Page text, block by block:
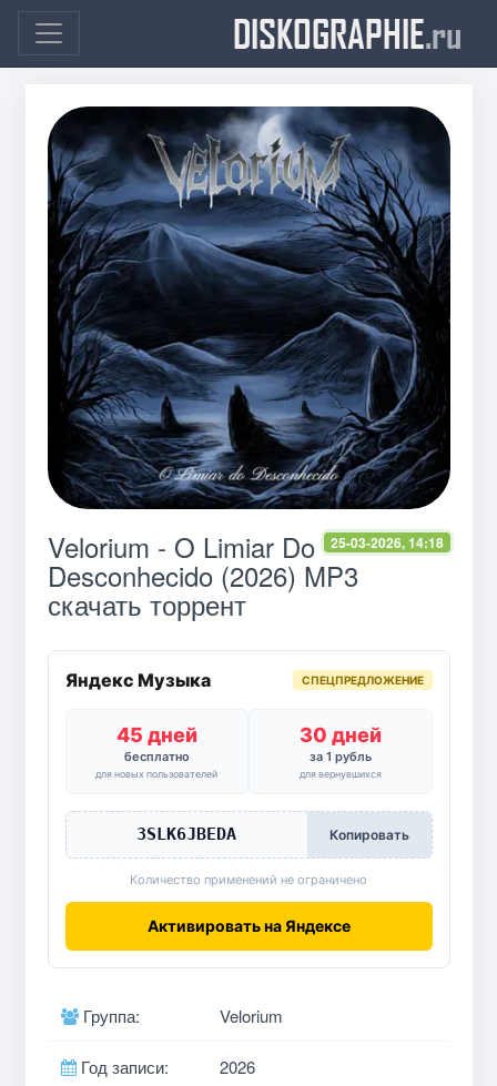
DISKOGRAPHIE.ru
25-03-2026, 14:18
Velorium - O Limiar Do
Desconhecido (2026) MP3
скачать торрент
Яндекс Музыка СПЕЦПРЕДЛОЖЕНИЕ
45 дней
бесплатно
для новых пользователей
30 дней
за 1 рубль
для вернувшихся
3SLK6JBEDA Копировать
Количество применений не ограничено
Активировать на Яндексе
Группа: Velorium
Год записи: 2026